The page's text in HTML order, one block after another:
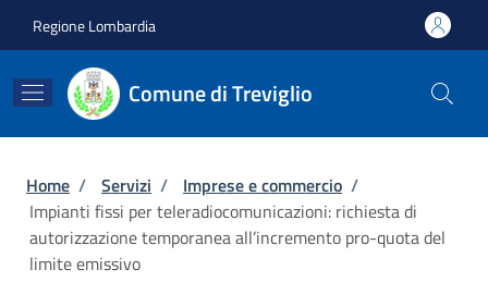
Regione Lombardia
Comune di Treviglio
Briciole di pane
Home / Servizi / Imprese e commercio /
Impianti fissi per teleradiocomunicazioni: richiesta di
autorizzazione temporanea all’incremento pro-quota del
limite emissivo